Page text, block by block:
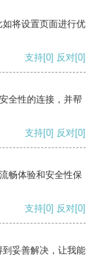
将设置页面进行优
支持[0] 反对[0]
全性的连接，并帮
支持[0] 反对[0]
畅体验和安全性保
支持[0] 反对[0]
妥善解决，让我能